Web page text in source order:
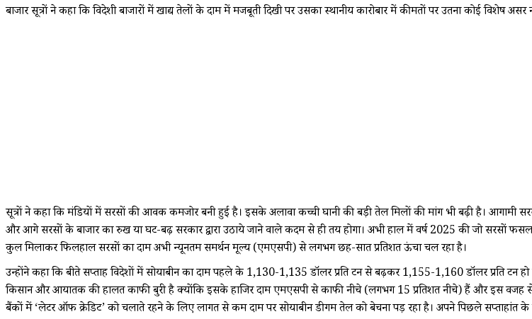
बाजार सूत्रों ने कहा कि विदेशी बाजारों में खाद्य तेलों के दाम में मजबूती दिखी पर उसका स्थानीय कारोबार में कीमतों पर उतना कोई विशेष असर
सूत्रों ने कहा कि मंडियों में सरसों की आवक कमजोर बनी हुई है। इसके अलावा कच्ची घानी की बड़ी तेल मिलों की मांग भी बढ़ी है।
और आगे सरसों के बाजार का रुख या घट-बढ़ सरकार द्वारा उठाये जाने वाले कदम से ही तय होगा। अभी हाल में वर्ष 2025 की जो सरसों फसल
कुल मिलाकर फिलहाल सरसों का दाम अभी न्यूनतम समर्थन मूल्य (एमएसपी) से लगभग छह-सात प्रतिशत ऊंचा चल रहा है।
उन्होंने कहा कि बीते सप्ताह विदेशों में सोयाबीन का दाम पहले के 1,130-1,135 डॉलर प्रति टन से बढ़कर 1,155-1,160 डॉलर प्रति टन
किसान और आयातक की हालत काफी बुरी है क्योंकि इसके हाजिर दाम एमएसपी से काफी नीचे (लगभग 15 प्रतिशत नीचे) हैं और इस
बैंकों में ‘लेटर ऑफ क्रेडिट’ को चलाते रहने के लिए लागत से कम दाम पर सोयाबीन डीगम तेल को बेचना पड़ रहा है। अपने पिछले सप्ताहांत